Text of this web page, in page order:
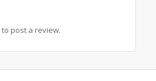
to post a review.